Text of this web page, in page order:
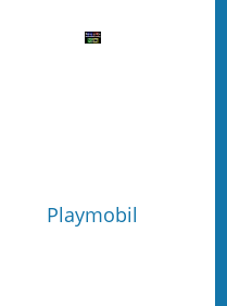
Playmobil